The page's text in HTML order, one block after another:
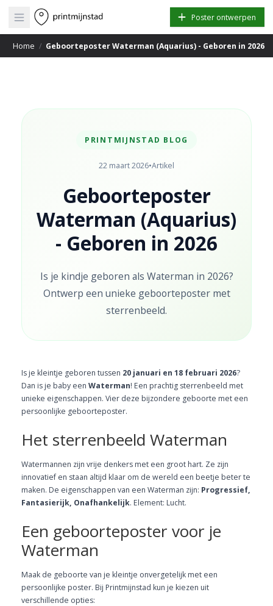
Open main menu Poster ontwerpen
Home / Geboorteposter Waterman (Aquarius) - Geboren in 2026
PRINTMIJNSTAD BLOG
22 maart 2026•Artikel
Geboorteposter
Waterman (Aquarius)
- Geboren in 2026
Is je kindje geboren als Waterman in 2026?
Ontwerp een unieke geboorteposter met
sterrenbeeld.
Is je kleintje geboren tussen 20 januari en 18 februari 2026?
Dan is je baby een Waterman! Een prachtig sterrenbeeld met
unieke eigenschappen. Vier deze bijzondere geboorte met een
persoonlijke geboorteposter.
Het sterrenbeeld Waterman
Watermannen zijn vrije denkers met een groot hart. Ze zijn
innovatief en staan altijd klaar om de wereld een beetje beter te
maken. De eigenschappen van een Waterman zijn: Progressief,
Fantasierijk, Onafhankelijk. Element: Lucht.
Een geboorteposter voor je
Waterman
Maak de geboorte van je kleintje onvergetelijk met een
persoonlijke poster. Bij Printmijnstad kun je kiezen uit
verschillende opties: